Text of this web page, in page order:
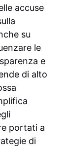
accuse
su
le
e
di alto
portati a
di